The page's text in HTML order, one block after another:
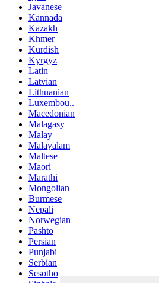
Javanese
Kannada
Kazakh
Khmer
Kurdish
Kyrgyz
Latin
Latvian
Lithuanian
Luxembou..
Macedonian
Malagasy
Malay
Malayalam
Maltese
Maori
Marathi
Mongolian
Burmese
Nepali
Norwegian
Pashto
Persian
Punjabi
Serbian
Sesotho